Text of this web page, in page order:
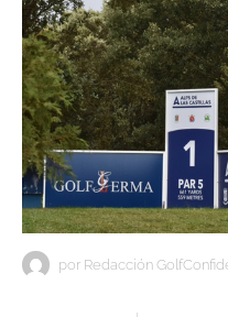
por Redacción